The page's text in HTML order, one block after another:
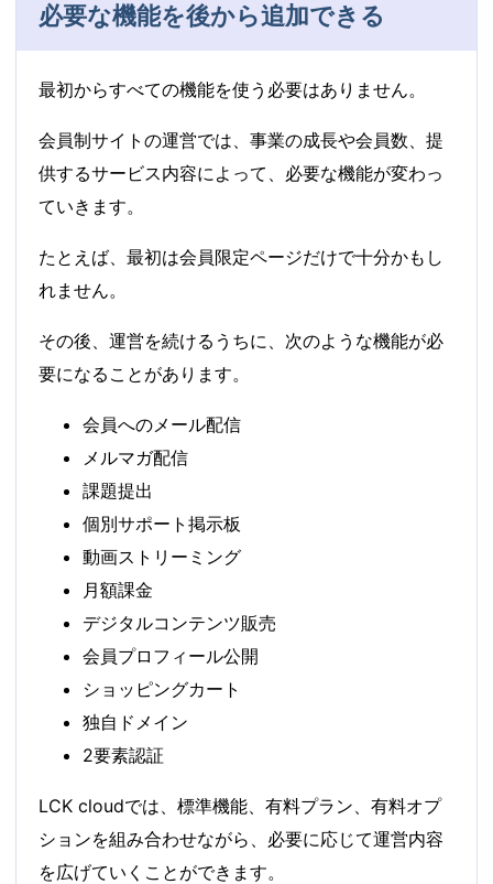
必要な機能を後から追加できる
最初からすべての機能を使う必要はありません。
会員制サイトの運営では、事業の成長や会員数、提
供するサービス内容によって、必要な機能が変わっ
ていきます。
たとえば、最初は会員限定ページだけで十分かもし
れません。
その後、運営を続けるうちに、次のような機能が必
要になることがあります。
会員へのメール配信
メルマガ配信
課題提出
個別サポート掲示板
動画ストリーミング
月額課金
デジタルコンテンツ販売
会員プロフィール公開
ショッピングカート
独自ドメイン
2要素認証
LCK cloudでは、標準機能、有料プラン、有料オプ
ションを組み合わせながら、必要に応じて運営内容
を広げていくことができます。